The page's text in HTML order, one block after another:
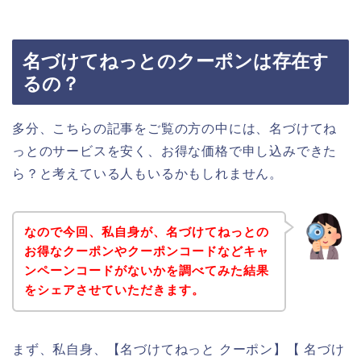
名づけてねっとのクーポンは存在す
るの？
多分、こちらの記事をご覧の方の中には、名づけてね
っとのサービスを安く、お得な価格で申し込みできた
ら？と考えている人もいるかもしれません。
なので今回、私自身が、名づけてねっとの
お得なクーポンやクーポンコードなどキャ
ンペーンコードがないかを調べてみた結果
をシェアさせていただきます。
まず、私自身、【名づけてねっと クーポン】【 名づけ